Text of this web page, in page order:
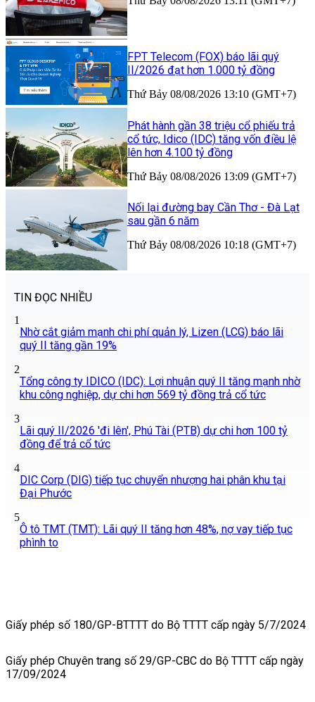
FPT Telecom (FOX) báo lãi quý
II/2026 đạt hơn 1.000 tỷ đồng
Thứ Bảy 08/08/2026 13:10 (GMT+7)
Phát hành gần 38 triệu cổ phiếu trả
cổ tức, Idico (IDC) tăng vốn điều lệ
lên hơn 4.100 tỷ đồng
Thứ Bảy 08/08/2026 13:09 (GMT+7)
Nối lại đường bay Cần Thơ - Đà Lạt
sau gần 6 năm
Thứ Bảy 08/08/2026 10:18 (GMT+7)
TIN ĐỌC NHIỀU
1
Nhờ cắt giảm mạnh chi phí quản lý, Lizen (LCG) báo lãi
quý II tăng gần 19%
2
Tổng công ty IDICO (IDC): Lợi nhuận quý II tăng mạnh nhờ
khu công nghiệp, dự chi hơn 569 tỷ đồng trả cổ tức
3
Lãi quý II/2026 'đi lên', Phú Tài (PTB) dự chi hơn 100 tỷ
đồng để trả cổ tức
4
DIC Corp (DIG) tiếp tục chuyển nhượng hai phân khu tại
Đại Phước
5
Ô tô TMT (TMT): Lãi quý II tăng hơn 48%, nợ vay tiếp tục
phình to
Giấy phép số 180/GP-BTTTT do Bộ TTTT cấp ngày 5/7/2024
Giấy phép Chuyên trang số 29/GP-CBC do Bộ TTTT cấp ngày
17/09/2024